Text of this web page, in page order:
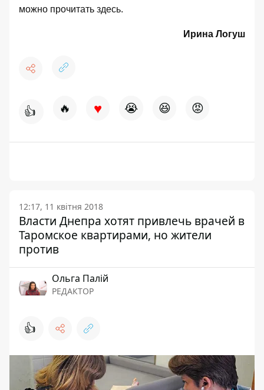
можно прочитать здесь.
Ирина Логуш
👍 🔥 ♥ 😭 😆 😡
12:17, 11 квітня 2018
Власти Днепра хотят привлечь врачей в
Таромское квартирами, но жители
против
Ольга Палій
РЕДАКТОР
👍